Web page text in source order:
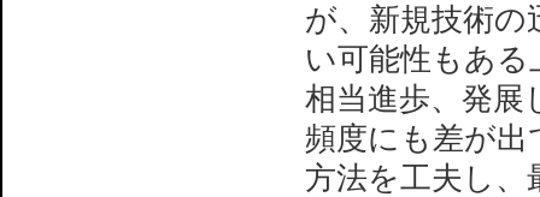
が、新規技術の
い可能性もあ
相当進歩、発展
頻度にも差が
方法を工夫し